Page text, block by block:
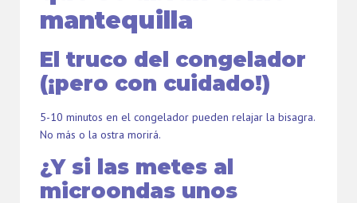
mantequilla
El truco del congelador
(¡pero con cuidado!)
5-10 minutos en el congelador pueden relajar la bisagra.
No más o la ostra morirá.
¿Y si las metes al
microondas unos